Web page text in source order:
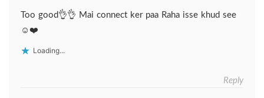
Too good👌👌 Mai connect ker paa Raha isse khud see
☺️❤️
Loading...
Reply